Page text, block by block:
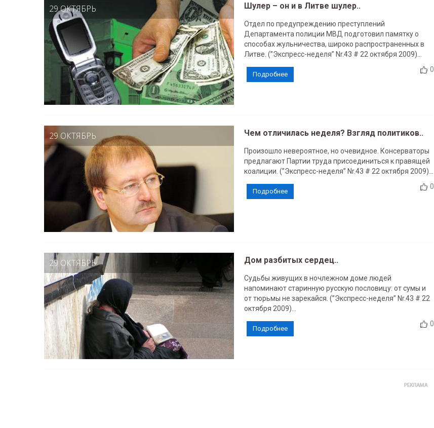
29 ОКТЯБРЬ Шулер – он и в Литве шулер..
Отдел по предупреждению преступлений
Департамента полиции МВД подготовил памятку о
способах жульничества, широко распространенных в
Литве. (”Экспресс-неделя” Nr.43 # 22 октября 2009)...
0
Подробнее
29 ОКТЯБРЬ Чем отличилась неделя? Взгляд политиков..
Произошло невероятное, но очевидное. Консерваторы
предлагают Партии труда присоединиться к правящей
коалиции. (”Экспресс-неделя” Nr.43 # 22 октября 2009)...
0
Подробнее
29 ОКТЯБРЬ Дом разбитых сердец..
Судьбы живущих в ночлежном доме людей
напоминают старинную русскую пословицу: от сумы и
от тюрьмы не зарекайся. (”Экспресс-неделя” Nr.43 # 22
октября 2009)...
0
Подробнее